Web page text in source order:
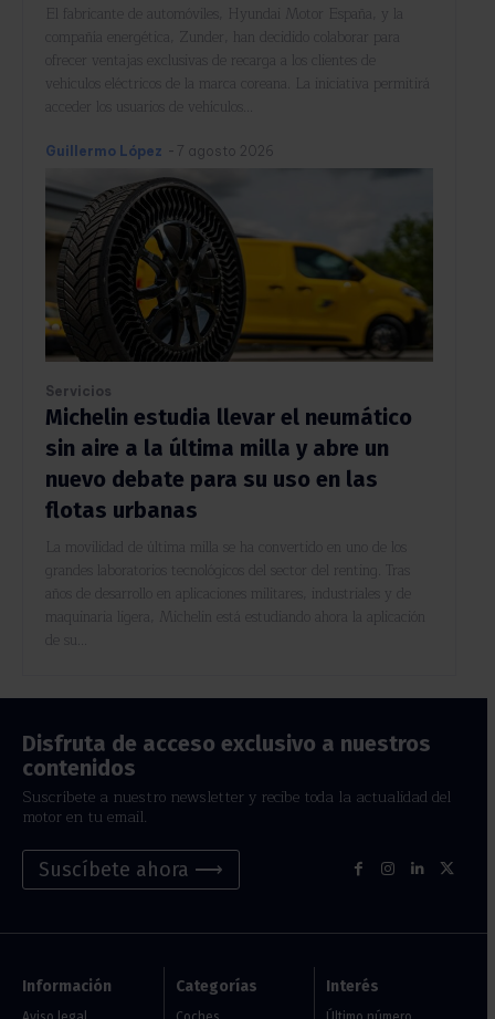
El fabricante de automóviles, Hyundai Motor España, y la
compañía energética, Zunder, han decidido colaborar para
ofrecer ventajas exclusivas de recarga a los clientes de
vehículos eléctricos de la marca coreana. La iniciativa permitirá
acceder los usuarios de vehículos...
Guillermo López - 7 agosto 2026
Servicios
Michelin estudia llevar el neumático
sin aire a la última milla y abre un
nuevo debate para su uso en las
flotas urbanas
La movilidad de última milla se ha convertido en uno de los
grandes laboratorios tecnológicos del sector del renting. Tras
años de desarrollo en aplicaciones militares, industriales y de
maquinaria ligera, Michelin está estudiando ahora la aplicación
de su...
Disfruta de acceso exclusivo a nuestros
contenidos
Suscríbete a nuestro newsletter y recibe toda la actualidad del
motor en tu email.
Suscíbete ahora ⟶
Información Categorías Interés